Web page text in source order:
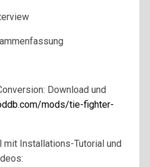
Download und
mods/tie-fighter-
mit Installations-Tutorial und